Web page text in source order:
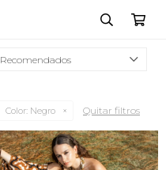
Recomendados
Color: Negro Quitar filtros